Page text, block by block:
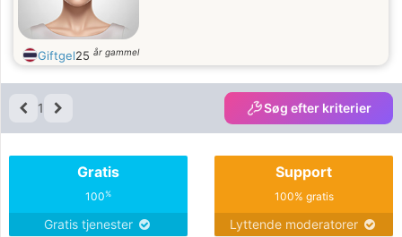
Giftgel25 år gammel
1 Søg efter kriterier
Gratis
100%
Gratis tjenester
Support
100% gratis
Lyttende moderatorer